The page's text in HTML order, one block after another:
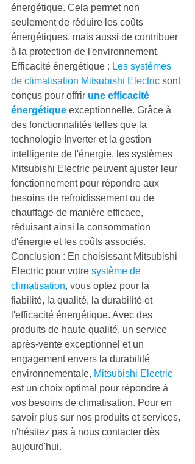
énergétique. Cela permet non
seulement de réduire les coûts
énergétiques, mais aussi de contribuer
à la protection de l'environnement.
Efficacité énergétique : Les systèmes
de climatisation Mitsubishi Electric sont
conçus pour offrir une efficacité
énergétique exceptionnelle. Grâce à
des fonctionnalités telles que la
technologie Inverter et la gestion
intelligente de l'énergie, les systèmes
Mitsubishi Electric peuvent ajuster leur
fonctionnement pour répondre aux
besoins de refroidissement ou de
chauffage de manière efficace,
réduisant ainsi la consommation
d'énergie et les coûts associés.
Conclusion : En choisissant Mitsubishi
Electric pour votre système de
climatisation, vous optez pour la
fiabilité, la qualité, la durabilité et
l'efficacité énergétique. Avec des
produits de haute qualité, un service
après-vente exceptionnel et un
engagement envers la durabilité
environnementale, Mitsubishi Electric
est un choix optimal pour répondre à
vos besoins de climatisation. Pour en
savoir plus sur nos produits et services,
n'hésitez pas à nous contacter dès
aujourd'hui.